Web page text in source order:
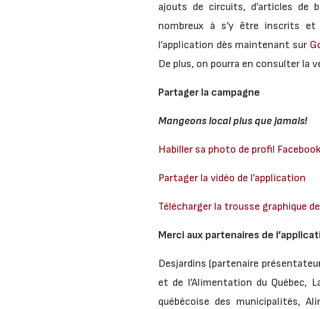
ajouts de circuits, d’articles de
nombreux à s’y être inscrits et
l’application dès maintenant sur
De plus, on pourra en consulter la
Partager la campagne
Mangeons local plus que jamais!
Habiller sa photo de profil
Partager la vidéo de l’application
Télécharger la trousse graphique
Merci aux partenaires de
Desjardins (partenaire
et de l’Alimentation du Québec,
québécoise des municipalités,